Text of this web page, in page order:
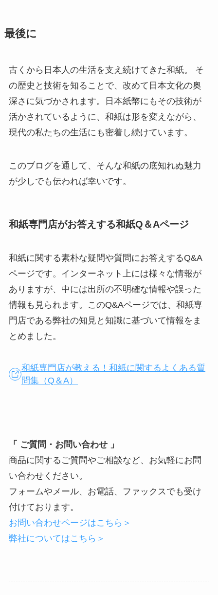
最後に
古くから日本人の生活を支え続けてきた和紙。 そ
の歴史と技術を知ることで、改めて日本文化の奥
深さに気づかされます。日本紙幣にもその技術が
活かされているように、和紙は形を変えながら、
現代の私たちの生活にも密着し続けています。
このブログを通して、そんな和紙の底知れぬ魅力
が少しでも伝われば幸いです。
和紙専門店がお答えする和紙Q＆Aページ
和紙に関する素朴な疑問や質問にお答えするQ&A
ページです。インターネット上には様々な情報が
ありますが、中には出所の不明確な情報や誤った
情報も見られます。このQ&Aページでは、和紙専
門店である弊社の知見と知識に基づいて情報をま
とめました。
和紙専門店が教える！和紙に関するよくある質
問集（Q＆A）
「 ご質問・お問い合わせ 」
商品に関するご質問やご相談など、お気軽にお問
い合わせください。
フォームやメール、お電話、ファックスでも受け
付けております。
お問い合わせページはこちら＞
弊社についてはこちら＞